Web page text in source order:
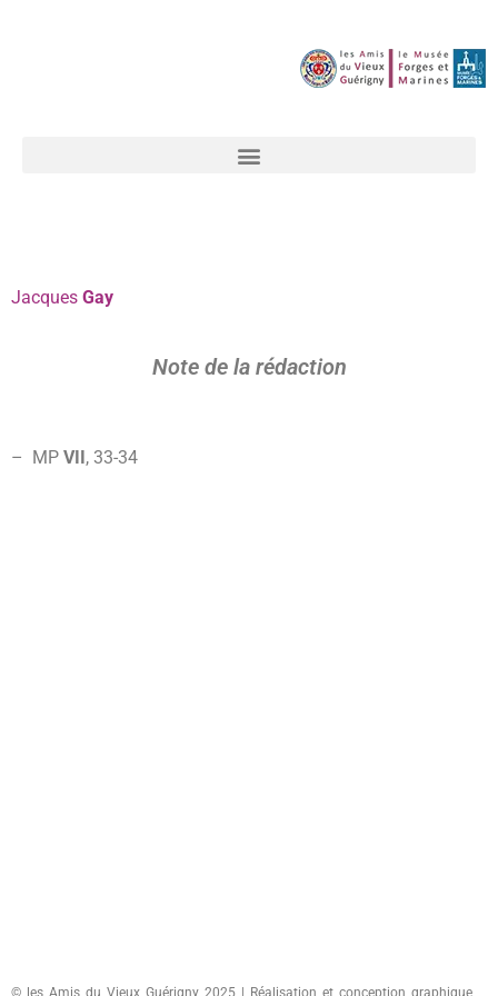
Jacques Gay
Note de la rédaction
– MP VII, 33-34
© les Amis du Vieux Guérigny 2025 | Réalisation et conception graphique